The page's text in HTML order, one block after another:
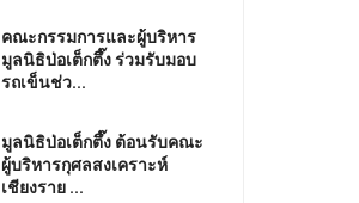
คณะกรรมการและผู้บริหาร
มูลนิธิป่อเต็กตึ๊ง ร่วมรับมอบ
รถเข็นช่ว...
มูลนิธิป่อเต็กตึ๊ง ต้อนรับคณะ
ผู้บริหารกุศลสงเคราะห์
เชียงราย ...